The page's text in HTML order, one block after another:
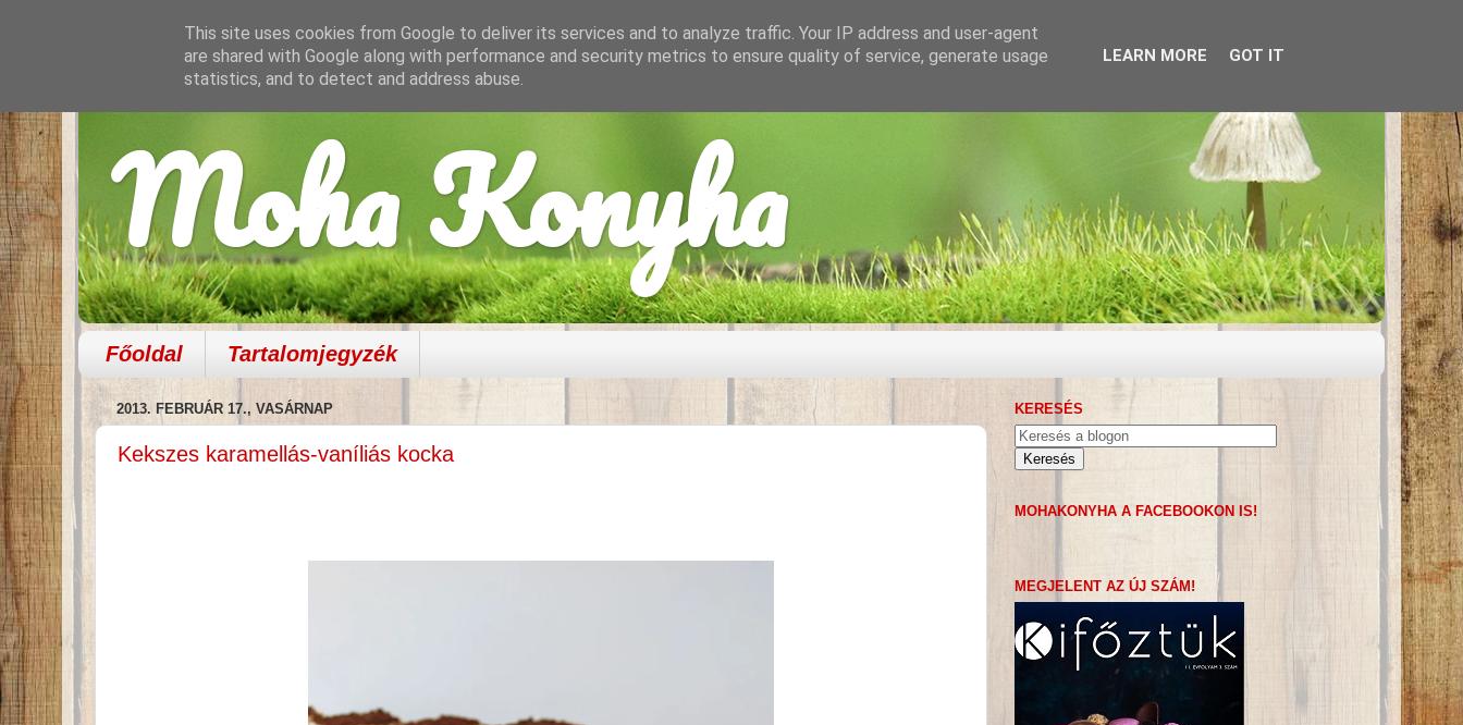
Moha Konyha
Főoldal Tartalomjegyzék
2013. FEBRUÁR 17., VASÁRNAP
Kekszes karamellás-vaníliás kocka
KERESÉS
MOHAKONYHA A FACEBOOKON IS!
MEGJELENT AZ ÚJ SZÁM!
This site uses cookies from Google to deliver its services and to analyze traffic. Your IP address and user-agent
are shared with Google along with performance and security metrics to ensure quality of service, generate usage
statistics, and to detect and address abuse.
LEARN MORE GOT IT